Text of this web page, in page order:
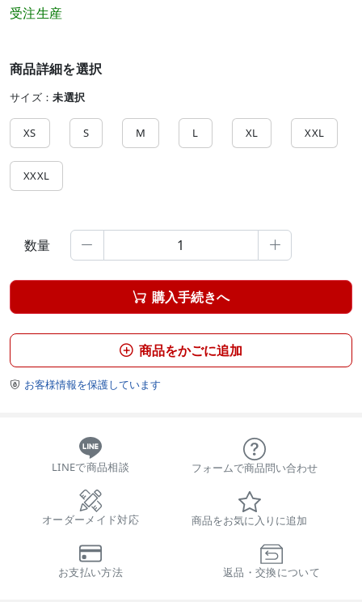
受注生産
商品詳細を選択
サイズ：未選択
XS S M L XL XXL
XXXL
数量  
 購入手続きへ
 商品をかごに追加
 お客様情報を保護しています
LINEで商品相談 フォームで商品問い合わせ
オーダーメイド対応 商品をお気に入りに追加
お支払い方法 返品・交換について